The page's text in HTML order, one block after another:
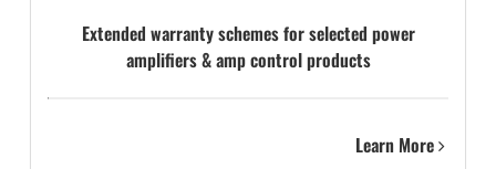
Extended warranty schemes for selected power
amplifiers & amp control products
Learn More